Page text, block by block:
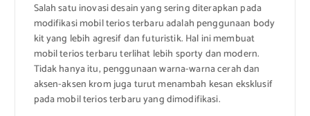
Salah satu inovasi desain yang sering diterapkan pada
modifikasi mobil terios terbaru adalah penggunaan body
kit yang lebih agresif dan futuristik. Hal ini membuat
mobil terios terbaru terlihat lebih sporty dan modern.
Tidak hanya itu, penggunaan warna-warna cerah dan
aksen-aksen krom juga turut menambah kesan eksklusif
pada mobil terios terbaru yang dimodifikasi.